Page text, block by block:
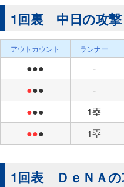
1回裏 中日の攻撃
アウトカウント ランナー
●●● -
●●● -
●●● 1塁
●●● 1塁
1回表 ＤｅＮＡの